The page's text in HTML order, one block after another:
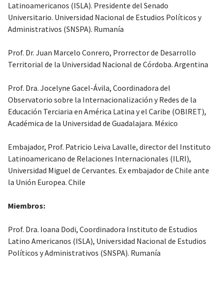
Latinoamericanos (ISLA). Presidente del Senado
Universitario. Universidad Nacional de Estudios Políticos y
Administrativos (SNSPA). Rumanía
Prof. Dr. Juan Marcelo Conrero, Prorrector de Desarrollo
Territorial de la Universidad Nacional de Córdoba. Argentina
Prof. Dra. Jocelyne Gacel-Ávila, Coordinadora del
Observatorio sobre la Internacionalización y Redes de la
Educación Terciaria en América Latina y el Caribe (OBIRET),
Académica de la Universidad de Guadalajara. México
Embajador, Prof. Patricio Leiva Lavalle, director del Instituto
Latinoamericano de Relaciones Internacionales (ILRI),
Universidad Miguel de Cervantes. Ex embajador de Chile ante
la Unión Europea. Chile
Miembros:
Prof. Dra. Ioana Dodi, Coordinadora Instituto de Estudios
Latino Americanos (ISLA), Universidad Nacional de Estudios
Políticos y Administrativos (SNSPA). Rumanía